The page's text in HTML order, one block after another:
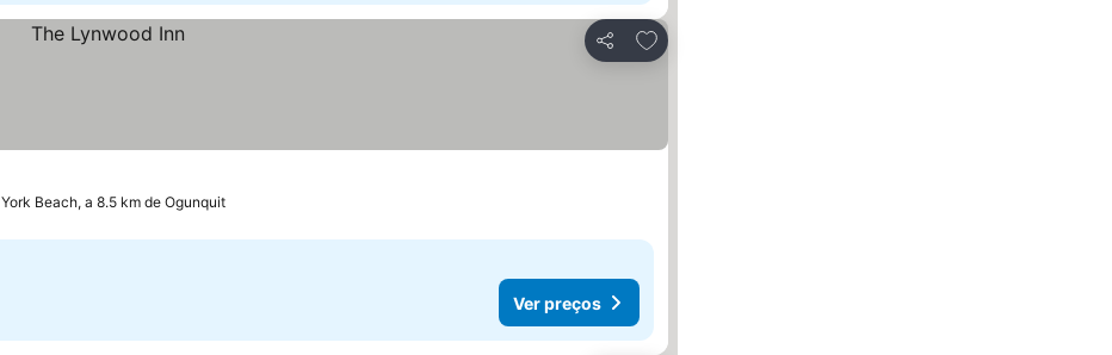
Partilhar
Adicionar aos favoritos
York Beach, a 8.5 km de Ogunquit
Ver preços